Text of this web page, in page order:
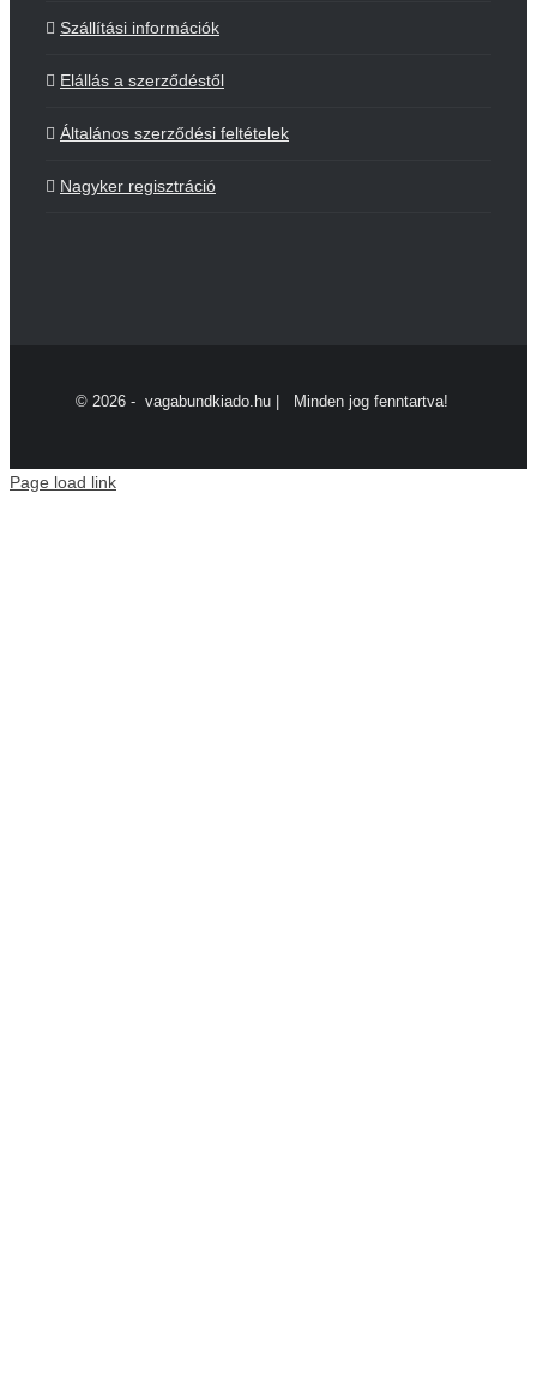
Szállítási információk
Elállás a szerződéstől
Általános szerződési feltételek
Nagyker regisztráció
© 2026 - vagabundkiado.hu | Minden jog fenntartva!
Page load link